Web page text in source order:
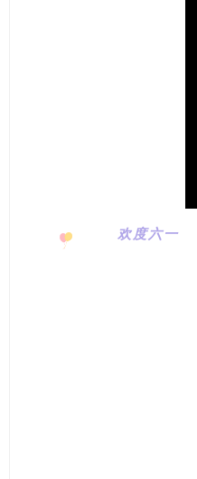
欢度六一